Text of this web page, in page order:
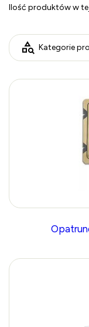
Ilość produktów w
Kategorie